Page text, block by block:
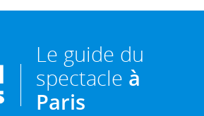
Le guide du
spectacle à
Paris